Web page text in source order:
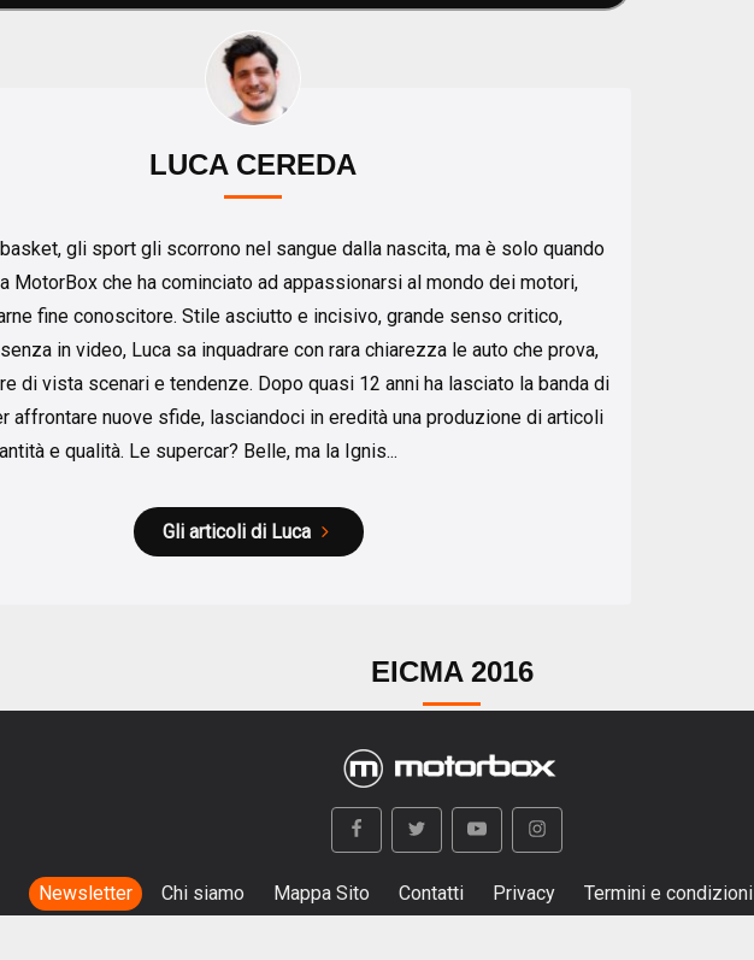
LUCA CEREDA
gli sport gli scorrono nel sangue dalla nascita, ma è solo quando
MotorBox che ha cominciato ad appassionarsi al mondo dei motori,
fine conoscitore. Stile asciutto e incisivo, grande senso critico,
in video, Luca sa inquadrare con rara chiarezza le auto che prova,
di vista scenari e tendenze. Dopo quasi 12 anni ha lasciato la banda di
affrontare nuove sfide, lasciandoci in eredità una produzione di articoli
e qualità. Le supercar? Belle, ma la Ignis...
Gli articoli di Luca
EICMA 2016
Newsletter Chi siamo Mappa Sito Contatti Privacy Termini e condizioni